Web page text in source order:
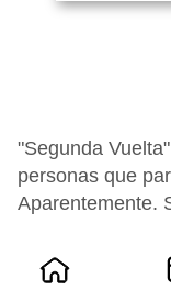
"Segunda
personas que
Aparentemente.